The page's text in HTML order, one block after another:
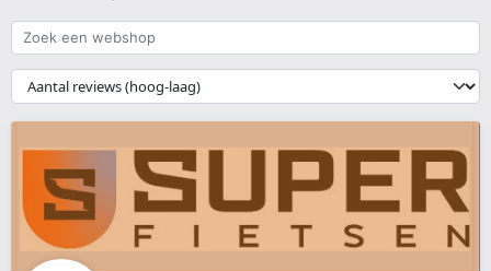
Zoek
een
webshop
{{
__('Sort')
}}